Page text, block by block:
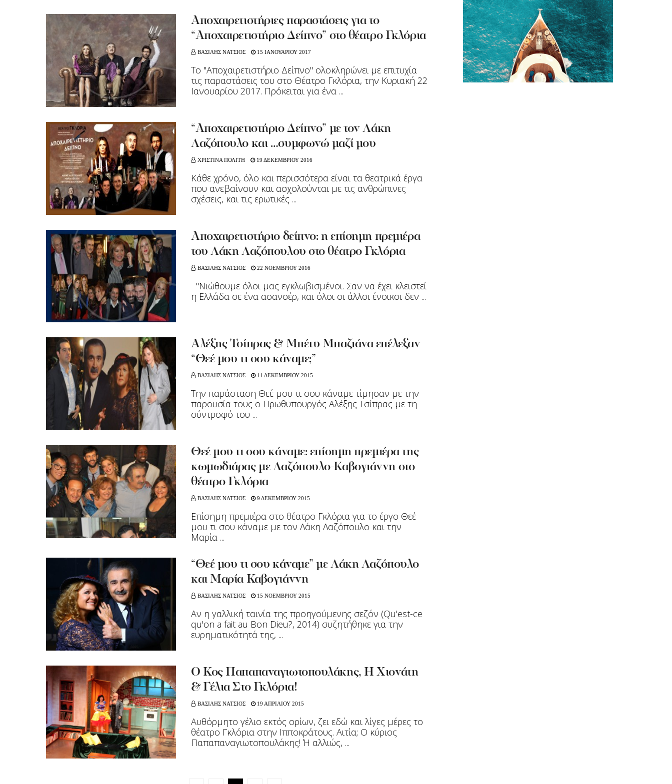
Αποχαιρετιστήριες παραστάσεις για το
“Αποχαιρετιστήριο Δείπνο” στο θέατρο Γκλόρια
ΒΑΣΙΛΗΣ ΝΑΤΣΙΟΣ 15 ΙΑΝΟΥΑΡΙΟΥ 2017
Το "Αποχαιρετιστήριο Δείπνο" ολοκληρώνει με επιτυχία
τις παραστάσεις του στο Θέατρο Γκλόρια, την Κυριακή 22
Ιανουαρίου 2017. Πρόκειται για ένα ...
“Αποχαιρετιστήριο Δείπνο” με τον Λάκη
Λαζόπουλο και …συμφωνώ μαζί μου
ΧΡΙΣΤΙΝΑ ΠΟΛΙΤΗ 19 ΔΕΚΕΜΒΡΙΟΥ 2016
Κάθε χρόνο, όλο και περισσότερα είναι τα θεατρικά έργα
που ανεβαίνουν και ασχολούνται με τις ανθρώπινες
σχέσεις, και τις ερωτικές ...
Αποχαιρετιστήριο δείπνο: η επίσημη πρεμιέρα
του Λάκη Λαζόπουλου στο θέατρο Γκλόρια
ΒΑΣΙΛΗΣ ΝΑΤΣΙΟΣ 22 ΝΟΕΜΒΡΙΟΥ 2016
"Nιώθουμε όλοι μας εγκλωβισμένοι. Σαν να έχει κλειστεί
η Ελλάδα σε ένα ασανσέρ, και όλοι οι άλλοι ένοικοι δεν ...
Aλέξης Τσίπρας & Μπέτυ Μπαζιάνα επέλεξαν
“Θεέ μου τι σου κάναμε;”
ΒΑΣΙΛΗΣ ΝΑΤΣΙΟΣ 11 ΔΕΚΕΜΒΡΙΟΥ 2015
Την παράσταση Θεέ μου τι σου κάναμε τίμησαν με την
παρουσία τους ο Πρωθυπουργός Αλέξης Τσίπρας με τη
σύντροφό του ...
Θεέ μου τι σου κάναμε: επίσημη πρεμιέρα της
κωμωδιάρας με Λαζόπουλο-Καβογιάννη στο
θέατρο Γκλόρια
ΒΑΣΙΛΗΣ ΝΑΤΣΙΟΣ 9 ΔΕΚΕΜΒΡΙΟΥ 2015
Επίσημη πρεμιέρα στο θέατρο Γκλόρια για το έργο Θεέ
μου τι σου κάναμε με τον Λάκη Λαζόπουλο και την
Μαρία ...
“Θεέ μου τι σου κάναμε” με Λάκη Λαζόπουλο
και Μαρία Καβογιάννη
ΒΑΣΙΛΗΣ ΝΑΤΣΙΟΣ 15 ΝΟΕΜΒΡΙΟΥ 2015
Αν η γαλλική ταινία της προηγούμενης σεζόν (Qu'est-ce
qu'on a fait au Bon Dieu?, 2014) συζητήθηκε για την
ευρηματικότητά της, ...
Ο Κος Παπαπαναγιωτοπουλάκης, Η Χιονάτη
& Γέλια Στο Γκλόρια!
ΒΑΣΙΛΗΣ ΝΑΤΣΙΟΣ 19 ΑΠΡΙΛΙΟΥ 2015
Αυθόρμητο γέλιο εκτός ορίων, ζει εδώ και λίγες μέρες το
θέατρο Γκλόρια στην Ιπποκράτους. Αιτία; Ο κύριος
Παπαπαναγιωτοπουλάκης! Ή αλλιώς, ...